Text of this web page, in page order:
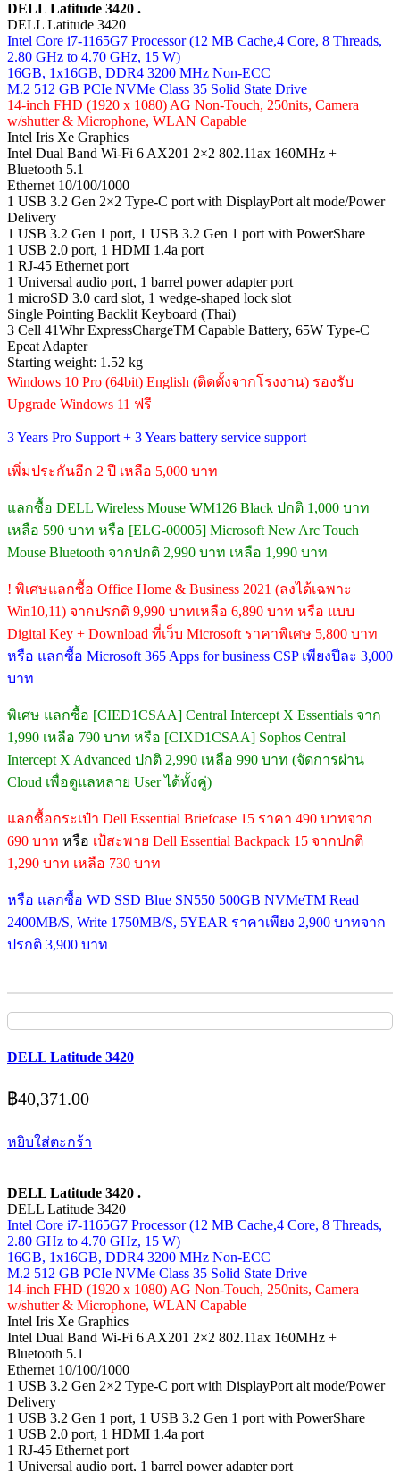
DELL Latitude 3420 .
DELL Latitude 3420
Intel Core i7-1165G7 Processor (12 MB Cache,4 Core, 8 Threads,
2.80 GHz to 4.70 GHz, 15 W)
16GB, 1x16GB, DDR4 3200 MHz Non-ECC
M.2 512 GB PCIe NVMe Class 35 Solid State Drive
14-inch FHD (1920 x 1080) AG Non-Touch, 250nits, Camera
w/shutter & Microphone, WLAN Capable
Intel Iris Xe Graphics
Intel Dual Band Wi-Fi 6 AX201 2×2 802.11ax 160MHz +
Bluetooth 5.1
Ethernet 10/100/1000
1 USB 3.2 Gen 2×2 Type-C port with DisplayPort alt mode/Power
Delivery
1 USB 3.2 Gen 1 port, 1 USB 3.2 Gen 1 port with PowerShare
1 USB 2.0 port, 1 HDMI 1.4a port
1 RJ-45 Ethernet port
1 Universal audio port, 1 barrel power adapter port
1 microSD 3.0 card slot, 1 wedge-shaped lock slot
Single Pointing Backlit Keyboard (Thai)
3 Cell 41Whr ExpressChargeTM Capable Battery, 65W Type-C
Epeat Adapter
Starting weight: 1.52 kg
Windows 10 Pro (64bit) English (ติดตั้งจากโรงงาน) รองรับ
Upgrade Windows 11 ฟรี
3 Years Pro Support + 3 Years battery service support
เพิ่มประกันอีก 2 ปี เหลือ 5,000 บาท
แลกซื้อ DELL Wireless Mouse WM126 Black ปกติ 1,000 บาท
เหลือ 590 บาท หรือ [ELG-00005] Microsoft New Arc Touch
Mouse Bluetooth จากปกติ 2,990 บาท เหลือ 1,990 บาท
! พิเศษแลกซื้อ Office Home & Business 2021 (ลงได้เฉพาะ
Win10,11) จากปรกติ 9,990 บาทเหลือ 6,890 บาท หรือ แบบ
Digital Key + Download ที่เว็บ Microsoft ราคาพิเศษ 5,800 บาท
หรือ แลกซื้อ Microsoft 365 Apps for business CSP เพียงปีละ 3,000
บาท
พิเศษ แลกซื้อ [CIED1CSAA] Central Intercept X Essentials จาก
1,990 เหลือ 790 บาท หรือ [CIXD1CSAA] Sophos Central
Intercept X Advanced ปกติ 2,990 เหลือ 990 บาท (จัดการผ่าน
Cloud เพื่อดูแลหลาย User ได้ทั้งคู่)
แลกซื้อกระเป๋า Dell Essential Briefcase 15 ราคา 490 บาทจาก
690 บาท หรือ เป้สะพาย Dell Essential Backpack 15 จากปกติ
1,290 บาท เหลือ 730 บาท
หรือ แลกซื้อ WD SSD Blue SN550 500GB NVMeTM Read
2400MB/S, Write 1750MB/S, 5YEAR ราคาเพียง 2,900 บาทจาก
ปรกติ 3,900 บาท
DELL Latitude 3420
฿40,371.00
หยิบใส่ตะกร้า
DELL Latitude 3420 .
DELL Latitude 3420
Intel Core i7-1165G7 Processor (12 MB Cache,4 Core, 8 Threads,
2.80 GHz to 4.70 GHz, 15 W)
16GB, 1x16GB, DDR4 3200 MHz Non-ECC
M.2 512 GB PCIe NVMe Class 35 Solid State Drive
14-inch FHD (1920 x 1080) AG Non-Touch, 250nits, Camera
w/shutter & Microphone, WLAN Capable
Intel Iris Xe Graphics
Intel Dual Band Wi-Fi 6 AX201 2×2 802.11ax 160MHz +
Bluetooth 5.1
Ethernet 10/100/1000
1 USB 3.2 Gen 2×2 Type-C port with DisplayPort alt mode/Power
Delivery
1 USB 3.2 Gen 1 port, 1 USB 3.2 Gen 1 port with PowerShare
1 USB 2.0 port, 1 HDMI 1.4a port
1 RJ-45 Ethernet port
1 Universal audio port, 1 barrel power adapter port